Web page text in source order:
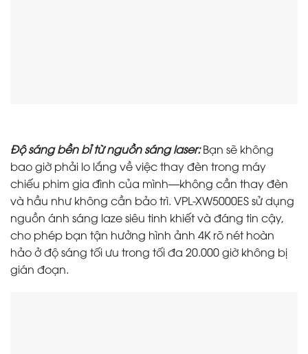
Độ sáng bền bỉ từ nguồn sáng laser:Bạn sẽ không
bao giờ phải lo lắng về việc thay đèn trong máy
chiếu phim gia đình của mình—không cần thay đèn
và hầu như không cần bảo trì. VPL-XW5000ES sử dụng
nguồn ánh sáng laze siêu tinh khiết và đáng tin cậy,
cho phép bạn tận hưởng hình ảnh 4K rõ nét hoàn
hảo ở độ sáng tối ưu trong tối đa 20.000 giờ không bị
gián đoạn.